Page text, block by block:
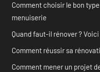
Comment choisir le bon
menuiserie
Quand faut-il rénover ?
Comment réussir sa
Comment mener un projet